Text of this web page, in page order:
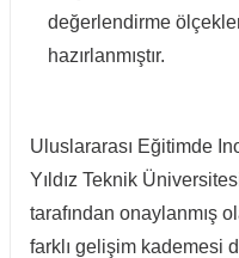
değerlendirme
hazırlanmıştır.
Uluslararası Eğitimde
Yıldız Teknik
tarafından onaylanmış
farklı gelişim kademesi